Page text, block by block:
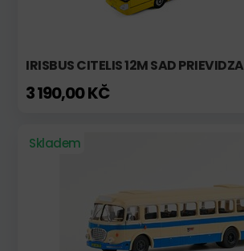
IRISBUS CITELIS 12M SAD PRIEVIDZA
3 190,00 KČ
Skladem